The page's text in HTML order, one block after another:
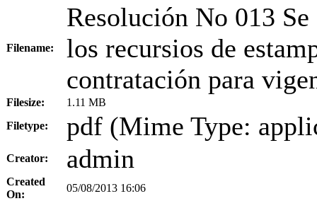
Filename:
Resolución No 013
los recursios de
contratación para
Filesize:
1.11 MB
Filetype:
pdf (Mime Type:
Creator: admin
Created
On:
05/08/2013 16:06